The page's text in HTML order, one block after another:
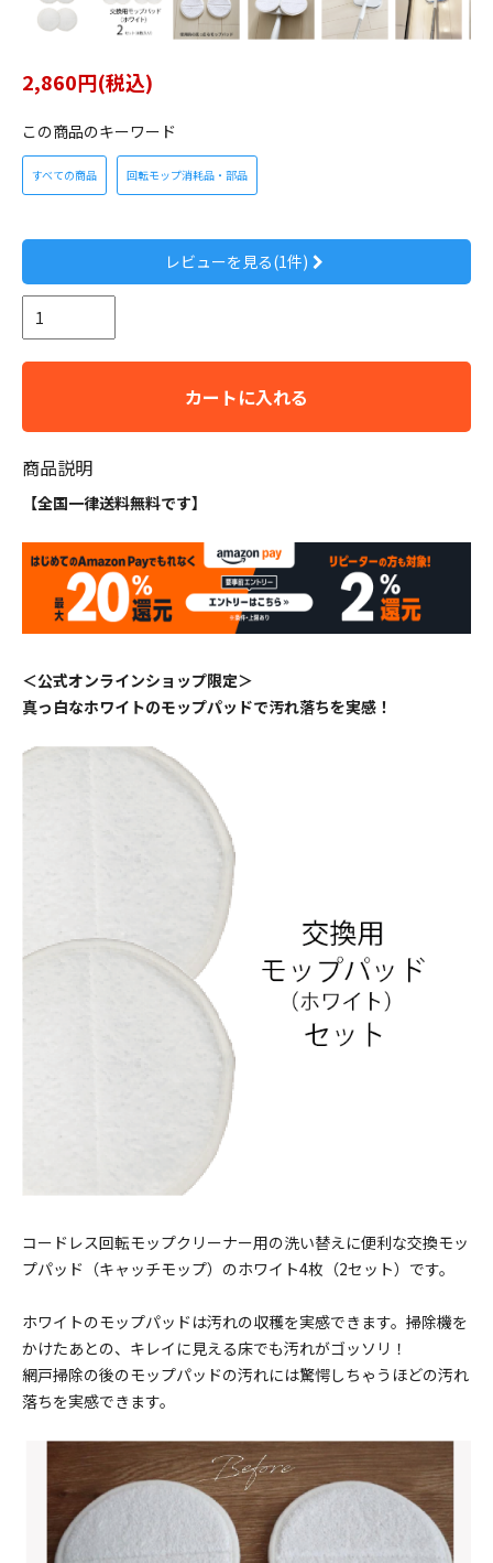
2,860円(税込)
この商品のキーワード
すべての商品 回転モップ消耗品・部品
レビューを見る(1件)
カートに入れる
商品説明
【全国一律送料無料です】
＜公式オンラインショップ限定＞
真っ白なホワイトのモップパッドで汚れ落ちを実感！
コードレス回転モップクリーナー用の洗い替えに便利な交換モッ
プパッド（キャッチモップ）のホワイト4枚（2セット）です。
ホワイトのモップパッドは汚れの収穫を実感できます。掃除機を
かけたあとの、キレイに見える床でも汚れがゴッソリ！
網戸掃除の後のモップパッドの汚れには驚愕しちゃうほどの汚れ
落ちを実感できます。